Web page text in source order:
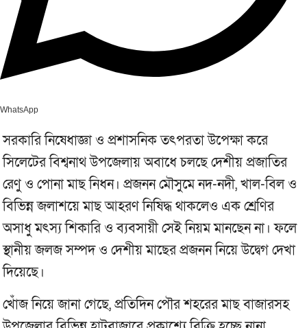
WhatsApp
সরকারি নিষেধাজ্ঞা ও প্রশাসনিক তৎপরতা উপেক্ষা করে
সিলেটের বিশ্বনাথ উপজেলায় অবাধে চলছে দেশীয় প্রজাতির
রেণু ও পোনা মাছ নিধন। প্রজনন মৌসুমে নদ-নদী, খাল-বিল ও
বিভিন্ন জলাশয়ে মাছ আহরণ নিষিদ্ধ থাকলেও এক শ্রেণির
অসাধু মৎস্য শিকারি ও ব্যবসায়ী সেই নিয়ম মানছেন না। ফলে
স্থানীয় জলজ সম্পদ ও দেশীয় মাছের প্রজনন নিয়ে উদ্বেগ দেখা
দিয়েছে।
খোঁজ নিয়ে জানা গেছে, প্রতিদিন পৌর শহরের মাছ বাজারসহ